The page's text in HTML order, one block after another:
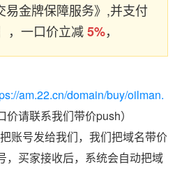
易金牌保障服务》,并支付
，一口价立减5%，
am.22.cn/domain/buy/oilman.
价请联系我们带价push）
账号发给我们，我们把域名带价
，买家接收后，系统会自动把域